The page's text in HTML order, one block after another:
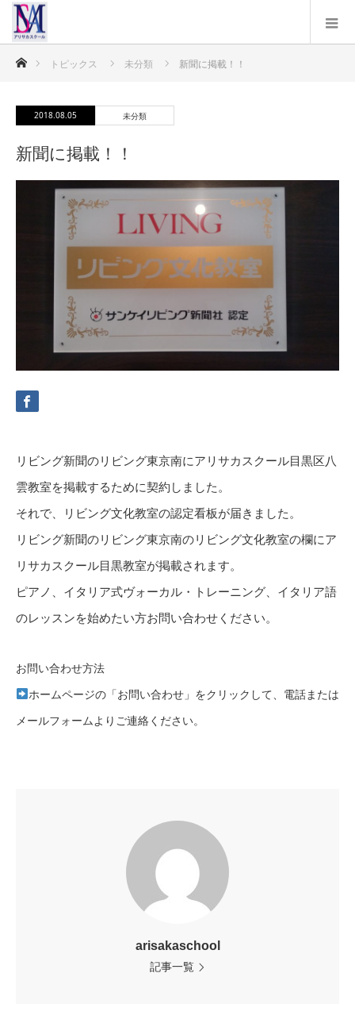
ホームトピックス 未分類 新聞に掲載！！
2018.08.05 未分類
新聞に掲載！！
リビング新聞のリビング東京南にアリサカスクール目黒区八
雲教室を掲載するために契約しました。
それで、リビング文化教室の認定看板が届きました。
リビング新聞のリビング東京南のリビング文化教室の欄にア
リサカスクール目黒教室が掲載されます。
ピアノ、イタリア式ヴォーカル・トレーニング、イタリア語
のレッスンを始めたい方お問い合わせください。
お問い合わせ方法
ホームページの「お問い合わせ」をクリックして、電話または
メールフォームよりご連絡ください。
arisakaschool
記事一覧